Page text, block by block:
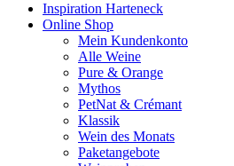
Inspiration Harteneck
Online Shop
Mein Kundenkonto
Alle Weine
Pure & Orange
Mythos
PetNat & Crémant
Klassik
Wein des Monats
Paketangebote